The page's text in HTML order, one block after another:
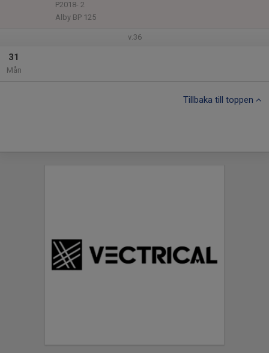
P2018- 2
Alby BP 125
v.36
31
Mån
Tillbaka till toppen